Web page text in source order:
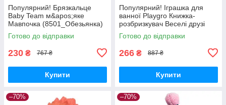
Популярний! Брязкальце
Baby Team м&apos;яке
Мавпочка (8501_Обезьянка)
- Краща якість тільки на
Nukleon.com.ua
Готово до відправки
230 ₴ 767 ₴
Купити
Популярний! Іграшка для
ванної Playgro Книжка-
розбризкувач Веселі друзі
(69720) - Краща якість тільки
на Nukleon.com.ua
Готово до відправки
266 ₴ 887 ₴
Купити
–70% –70%